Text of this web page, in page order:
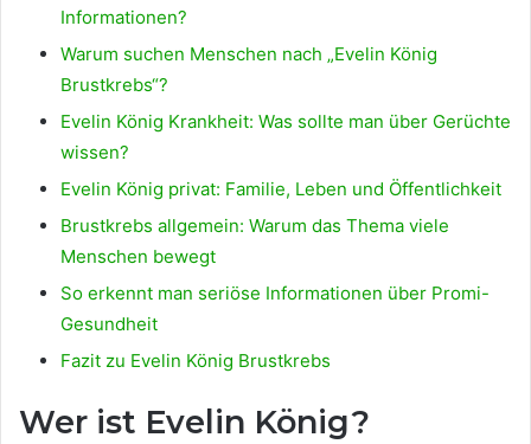
Informationen?
Warum suchen Menschen nach „Evelin König
Brustkrebs“?
Evelin König Krankheit: Was sollte man über Gerüchte
wissen?
Evelin König privat: Familie, Leben und Öffentlichkeit
Brustkrebs allgemein: Warum das Thema viele
Menschen bewegt
So erkennt man seriöse Informationen über Promi-
Gesundheit
Fazit zu Evelin König Brustkrebs
Wer ist Evelin König?